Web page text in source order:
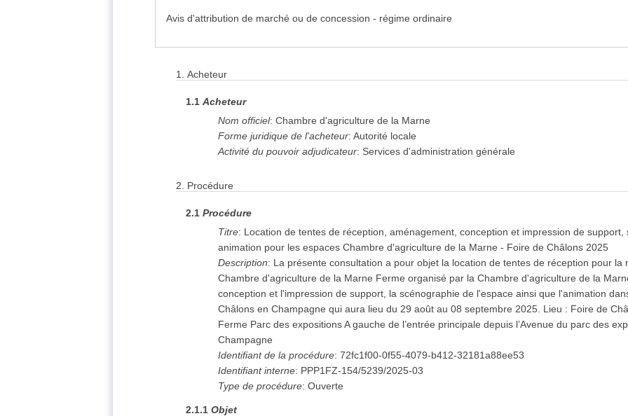
Avis d'attribution de marché ou de concession - régime ordinaire
1.Acheteur
1.1Acheteur
Nom officiel:Chambre d'agriculture de la Marne
Forme juridique de l'acheteur:Autorité locale
Activité du pouvoir adjudicateur: Services d'administration générale
2. Procédure
2.1Procédure
Titre: Location de tentes de réception, aménagement, conception et impression de
animation pour les espaces Chambre d'agriculture de la Marne - Foire de Châlons 2025
Description: La présente consultation a pour objet la location de tentes de réception pour la
Chambre d'agriculture de la Marne Ferme organisé par la Chambre d'agriculture de la
conception et l'impression de support, la scénographie de l'espace ainsi que l'animation
Châlons en Champagne qui aura lieu du 29 août au 08 septembre 2025. Lieu : Foire de
Ferme Parc des expositions A gauche de l’entrée principale depuis l’Avenue du parc des
Champagne
Identifiant de la procédure:72fc1f00-0f55-4079-b412-32181a88ee53
Identifiant interne: PPP1FZ-154/5239/2025-03
Type de procédure:Ouverte
2.1.1Objet
1. Acheteur
2. Procédure expand_more
6. Résultats
8. Organisations (6) expand_more
Informations relatives à l'avis